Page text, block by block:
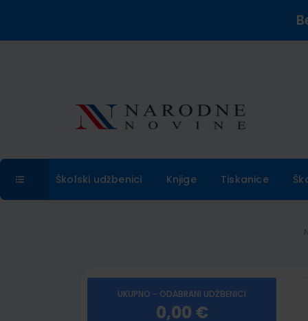
Školski udžbenici Knjige Tiskanice
UKUPNO - ODABRANI UDŽBENICI
0,00 €